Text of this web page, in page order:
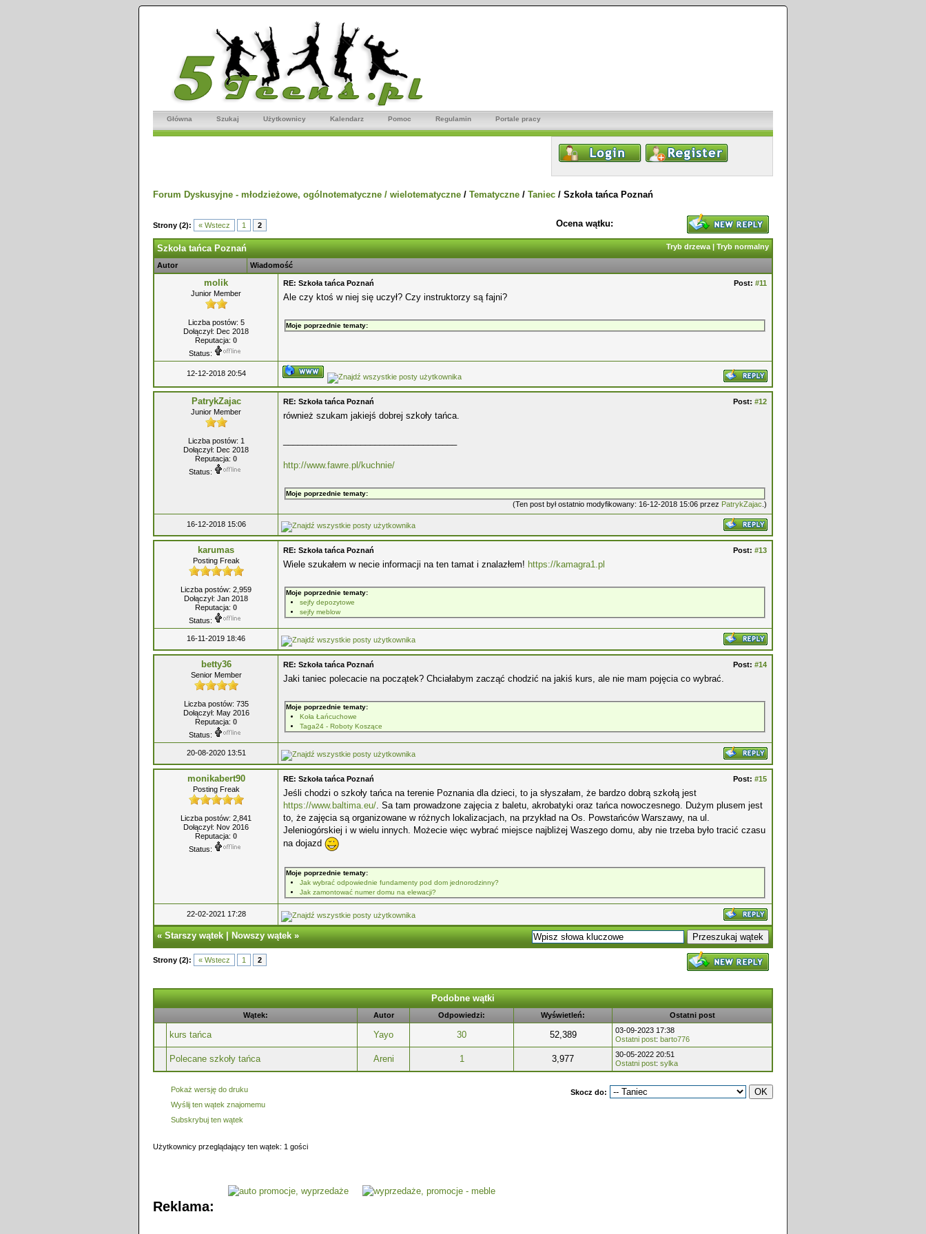
Główna Szukaj Użytkownicy Kalendarz Pomoc Regulamin Portale pracy
Forum Dyskusyjne - młodzieżowe, ogólnotematyczne / wielotematyczne / Tematyczne / Taniec / Szkoła tańca Poznań
Strony (2): « Wstecz 1 2 Ocena wątku:
Tryb drzewa | Tryb normalny
Szkoła tańca Poznań
Autor Wiadomość
molik
Junior Member
Liczba postów: 5
Dołączył: Dec 2018
Reputacja: 0
Status:
Post: #11
RE: Szkoła tańca Poznań
Ale czy ktoś w niej się uczył? Czy instruktorzy są fajni?
Moje poprzednie tematy:
12-12-2018 20:54
PatrykZajac
Junior Member
Liczba postów: 1
Dołączył: Dec 2018
Reputacja: 0
Status:
Post: #12
RE: Szkoła tańca Poznań
również szukam jakiejś dobrej szkoły tańca.
http://www.fawre.pl/kuchnie/
Moje poprzednie tematy:
(Ten post był ostatnio modyfikowany: 16-12-2018 15:06 przez PatrykZajac .)
16-12-2018 15:06
karumas
Posting Freak
Liczba postów: 2,959
Dołączył: Jan 2018
Reputacja: 0
Status:
Post: #13
RE: Szkoła tańca Poznań
Wiele szukałem w necie informacji na ten tamat i znalazłem! https://kamagra1.pl
Moje poprzednie tematy:
sejfy depozytowe
sejfy meblow
16-11-2019 18:46
betty36
Senior Member
Liczba postów: 735
Dołączył: May 2016
Reputacja: 0
Status:
Post: #14
RE: Szkoła tańca Poznań
Jaki taniec polecacie na początek? Chciałabym zacząć chodzić na jakiś kurs, ale nie mam pojęcia co wybrać.
Moje poprzednie tematy:
Koła Łańcuchowe
Taga24 - Roboty Koszące
20-08-2020 13:51
monikabert90
Posting Freak
Liczba postów: 2,841
Dołączył: Nov 2016
Reputacja: 0
Status:
Post: #15
RE: Szkoła tańca Poznań
Jeśli chodzi o szkoły tańca na terenie Poznania dla dzieci, to ja słyszałam, że bardzo dobrą szkołą jest
https://www.baltima.eu/. Sa tam prowadzone zajęcia z baletu, akrobatyki oraz tańca nowoczesnego. Dużym plusem jest
to, że zajęcia są organizowane w różnych lokalizacjach, na przykład na Os. Powstańców Warszawy, na ul.
Jeleniogórskiej i w wielu innych. Możecie więc wybrać miejsce najbliżej Waszego domu, aby nie trzeba było tracić czasu
na dojazd
Moje poprzednie tematy:
Jak wybrać odpowiednie fundamenty pod dom jednorodzinny?
Jak zamontować numer domu na elewacji?
22-02-2021 17:28
«Starszy wątek|Nowszy wątek»
Strony (2): « Wstecz 1 2
Podobne wątki
Wątek: Autor Odpowiedzi: Wyświetleń: Ostatni post
kurs tańca Yayo 30 52,389
03-09-2023 17:38
Ostatni post: barto776
Polecane szkoły tańca Areni 1 3,977
30-05-2022 20:51
Ostatni post: sylka
Pokaż wersję do druku
Wyślij ten wątek znajomemu
Subskrybuj ten wątek
Skocz do:
Użytkownicy przeglądający ten wątek: 1 gości
Reklama: